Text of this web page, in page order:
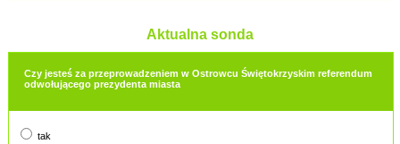
Aktualna sonda
Czy jesteś za przeprowadzeniem w Ostrowcu Świętokrzyskim referendum
odwołującego prezydenta miasta
tak